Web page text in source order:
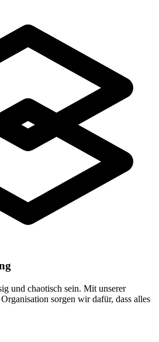
und chaotisch sein. Mit unserer
sorgen wir dafür, dass alles